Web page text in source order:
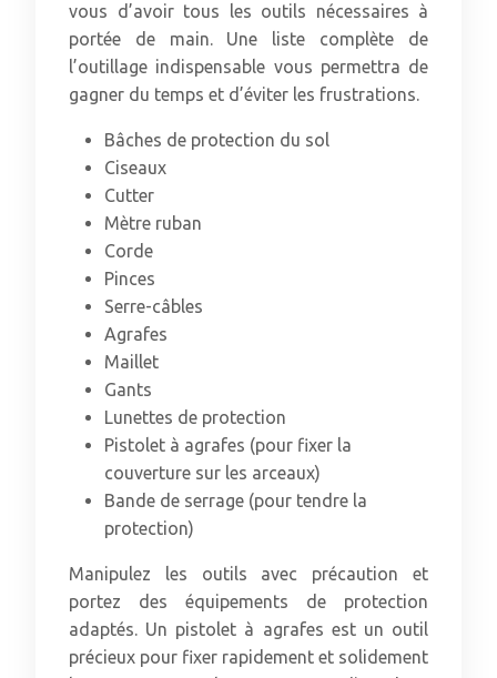
vous d’avoir tous les outils nécessaires à
portée de main. Une liste complète de
l’outillage indispensable vous permettra de
gagner du temps et d’éviter les frustrations.
Bâches de protection du sol
Ciseaux
Cutter
Mètre ruban
Corde
Pinces
Serre-câbles
Agrafes
Maillet
Gants
Lunettes de protection
Pistolet à agrafes (pour fixer la
couverture sur les arceaux)
Bande de serrage (pour tendre la
protection)
Manipulez les outils avec précaution et
portez des équipements de protection
adaptés. Un pistolet à agrafes est un outil
précieux pour fixer rapidement et solidement